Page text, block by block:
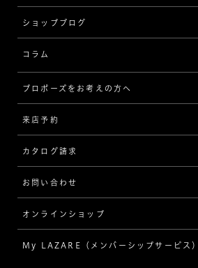
V字
[セッテイングから選ぶ]
ソリテール
ワンサイドメレ
ダブルサイドメレ
ラインメレ
人気の婚約指輪
結婚指輪（マリッジリング）
ブライダルアイテム
ショップブログ
コラム
インタビュー
指輪
ダイヤモンド
プロポーズ
結婚式
プロポーズをお考えの方へ
来店予約
カタログ請求
お問い合わせ
オンラインショップ
My LAZARE（メンバーシップサービス）